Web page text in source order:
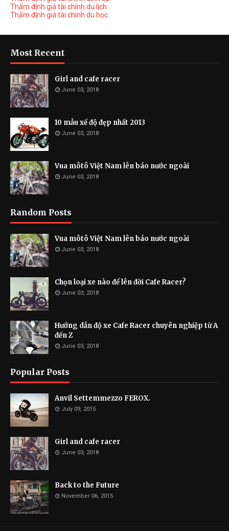
Thẩm định giá tài chính du lịch
Thẩm định giá tài chính du học
Most Recent
Girl and cafe racer
June 03, 2018
10 mẫu xế độ đẹp nhất 2013
June 03, 2018
Vua môtô Việt Nam lên báo nước ngoài
June 03, 2018
Random Posts
Vua môtô Việt Nam lên báo nước ngoài
June 03, 2018
Chọn loại xe nào để lên đời Cafe Racer?
June 03, 2018
Hướng dẫn độ xe Cafe Racer chuyên nghiệp từ A
đến Z
June 03, 2018
Popular Posts
Anvil Settemmezzo FEROX.
July 09, 2015
Girl and cafe racer
June 03, 2018
Back to the Future
November 06, 2015